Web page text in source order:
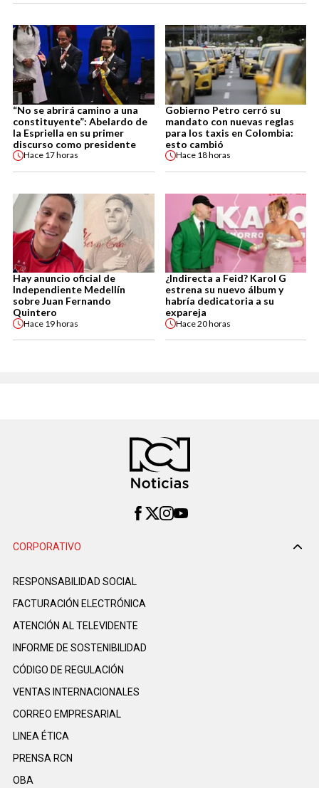
“No se abrirá camino a una
constituyente”: Abelardo de
la Espriella en su primer
discurso como presidente
Hace 17 horas
Gobierno Petro cerró su
mandato con nuevas reglas
para los taxis en Colombia:
esto cambió
Hace 18 horas
Hay anuncio oficial de
Independiente Medellín
sobre Juan Fernando
Quintero
Hace 19 horas
¿Indirecta a Feid? Karol G
estrena su nuevo álbum y
habría dedicatoria a su
expareja
Hace20 horas
CORPORATIVO
RESPONSABILIDAD SOCIAL
FACTURACIÓN ELECTRÓNICA
ATENCIÓN AL TELEVIDENTE
INFORME DE SOSTENIBILIDAD
CÓDIGO DE REGULACIÓN
VENTAS INTERNACIONALES
CORREO EMPRESARIAL
LINEA ÉTICA
PRENSA RCN
OBA